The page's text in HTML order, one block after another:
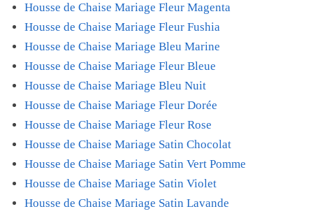
Housse de Chaise Mariage Fleur Magenta
Housse de Chaise Mariage Fleur Fushia
Housse de Chaise Mariage Bleu Marine
Housse de Chaise Mariage Fleur Bleue
Housse de Chaise Mariage Bleu Nuit
Housse de Chaise Mariage Fleur Dorée
Housse de Chaise Mariage Fleur Rose
Housse de Chaise Mariage Satin Chocolat
Housse de Chaise Mariage Satin Vert Pomme
Housse de Chaise Mariage Satin Violet
Housse de Chaise Mariage Satin Lavande